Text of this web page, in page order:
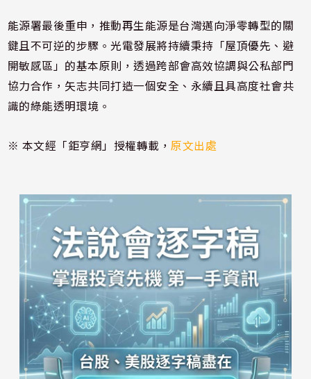
能源署最後重申，推動再生能源是台灣邁向淨零轉型的關
鍵且不可逆的步驟。光電發展將持續秉持「屋頂優先、避
開敏感區」的基本原則，透過跨部會高效協調與公私部門
協力合作，矢志共同打造一個安全、永續且具高度社會共
識的綠能透明環境。
※ 本文經「鉅亨網」授權轉載，原文出處